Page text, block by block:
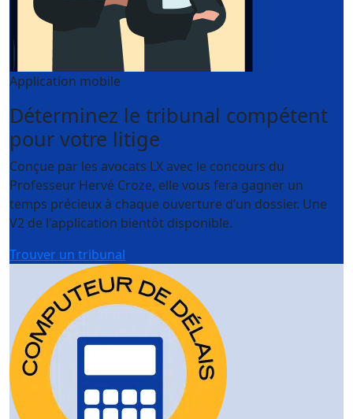
Application mobile
Déterminez le tribunal compétent
pour votre litige
Conçue par les avocats LX avec le concours du
Professeur Hervé Croze, elle vous fera gagner un
temps précieux à chaque ouverture d’un dossier. Une
V2 de l'application bientôt disponible.
Trouver un tribunal